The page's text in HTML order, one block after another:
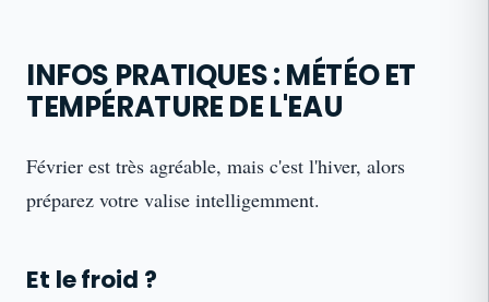
INFOS PRATIQUES : MÉTÉO ET
TEMPÉRATURE DE L'EAU
Février est très agréable, mais c'est l'hiver, alors
préparez votre valise intelligemment.
Et le froid ?